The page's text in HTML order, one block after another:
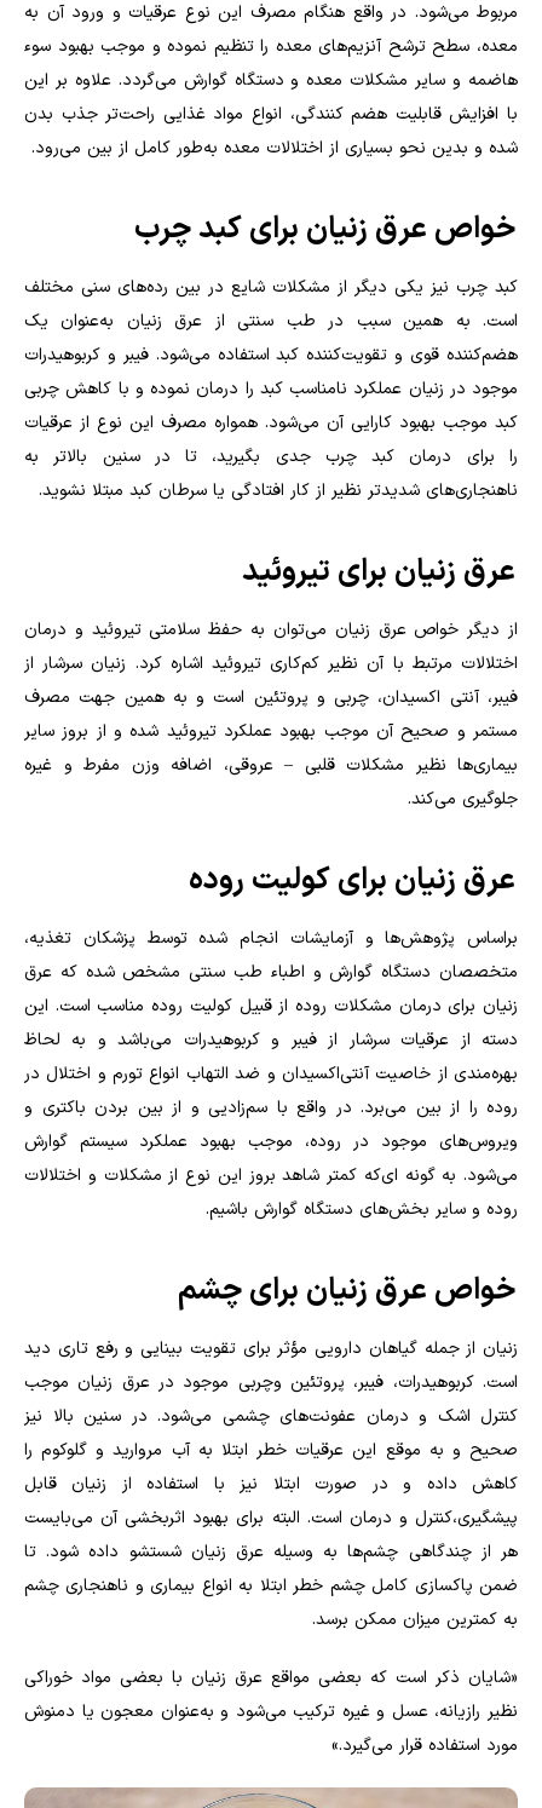
مربوط می‌شود. در واقع هنگام مصرف این نوع عرقیات و ورود آن به
معده، سطح ترشح آنزیم‌های معده را تنظیم نموده و موجب بهبود سوء
هاضمه و سایر مشکلات معده و دستگاه گوارش می‌گردد. علاوه بر این
با افزایش قابلیت هضم کنندگی، انواع مواد غذایی راحت‌تر جذب بدن
شده و بدین نحو بسیاری از اختلالات معده به‌طور کامل از بین می‌رود.
خواص عرق زنیان برای کبد چرب
کبد چرب نیز یکی دیگر از مشکلات شایع در بین رده‌های سنی مختلف
است. به همین سبب در طب سنتی از عرق زنیان به‌عنوان یک
هضم‌کننده قوی و تقویت‌کننده کبد استفاده می‌شود. فیبر و کربوهیدرات
موجود در زنیان عملکرد نامناسب کبد را درمان نموده و با کاهش چربی
کبد موجب بهبود کارایی آن می‌شود. همواره مصرف این نوع از عرقیات
را برای درمان کبد چرب جدی بگیرید، تا در سنین بالاتر به
ناهنجاری‌های شدیدتر نظیر از کار افتادگی یا سرطان کبد مبتلا نشوید.
عرق زنیان برای تیروئید
از دیگر خواص عرق زنیان می‌توان به حفظ سلامتی تیروئید و درمان
اختلالات مرتبط با آن نظیر کم‌کاری تیروئید اشاره کرد. زنیان سرشار از
فیبر، آنتی اکسیدان، چربی و پروتئین است و به همین جهت مصرف
مستمر و صحیح آن موجب بهبود عملکرد تیروئید شده و از بروز سایر
بیماری‌ها نظیر مشکلات قلبی – عروقی، اضافه وزن مفرط و غیره
جلوگیری می‌کند.
عرق زنیان برای کولیت روده
براساس پژوهش‌ها و آزمایشات انجام شده توسط پزشکان تغذیه،
متخصصان دستگاه گوارش و اطباء طب سنتی مشخص شده که عرق
زنیان برای درمان مشکلات روده از قبیل کولیت روده مناسب است. این
دسته از عرقیات سرشار از فیبر و کربوهیدرات می‌باشد و به لحاظ
بهره‌مندی از خاصیت آنتی‌اکسیدان و ضد التهاب انواع تورم و اختلال در
روده را از بین می‌برد. در واقع با سم‌زادیی و از بین بردن باکتری و
ویروس‌های موجود در روده، موجب بهبود عملکرد سیستم گوارش
می‌شود. به گونه ای‌که کمتر شاهد بروز این نوع از مشکلات و اختلالات
روده و سایر بخش‌های دستگاه گوارش باشیم.
خواص عرق زنیان برای چشم
زنیان از جمله گیاهان دارویی مؤثر برای تقویت بینایی و رفع تاری دید
است. کربوهیدرات، فیبر، پروتئین وچربی موجود در عرق زنیان موجب
کنترل اشک و درمان عفونت‌های چشمی می‌شود. در سنین بالا نیز
صحیح و به موقع این عرقیات خطر ابتلا به آب مروارید و گلوکوم را
کاهش داده و در صورت ابتلا نیز با استفاده از زنیان قابل
پیشگیری،کنترل و درمان است. البته برای بهبود اثربخشی آن می‌بایست
هر از چندگاهی چشم‌ها به وسیله عرق زنیان شستشو داده شود. تا
ضمن پاکسازی کامل چشم خطر ابتلا به انواع بیماری‌ و ناهنجاری چشم
به کمترین میزان ممکن برسد.
«شایان ذکر است که بعضی مواقع عرق زنیان با بعضی مواد خوراکی
نظیر رازیانه، عسل و غیره ترکیب می‌شود و به‌عنوان معجون یا دمنوش
مورد استفاده قرار می‌گیرد.»